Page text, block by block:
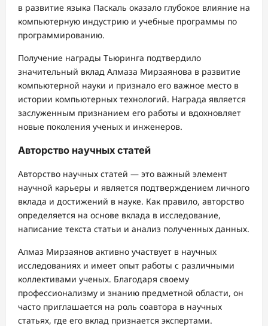
в развитие языка Паскаль оказало глубокое влияние на
компьютерную индустрию и учебные программы по
программированию.
Получение награды Тьюринга подтвердило
значительный вклад Алмаза Мирзаянова в развитие
компьютерной науки и признало его важное место в
истории компьютерных технологий. Награда является
заслуженным признанием его работы и вдохновляет
новые поколения ученых и инженеров.
Авторство научных статей
Авторство научных статей — это важный элемент
научной карьеры и является подтверждением личного
вклада и достижений в науке. Как правило, авторство
определяется на основе вклада в исследование,
написание текста статьи и анализ полученных данных.
Алмаз Мирзаянов активно участвует в научных
исследованиях и имеет опыт работы с различными
коллективами ученых. Благодаря своему
профессионализму и знанию предметной области, он
часто приглашается на роль соавтора в научных
статьях, где его вклад признается экспертами.